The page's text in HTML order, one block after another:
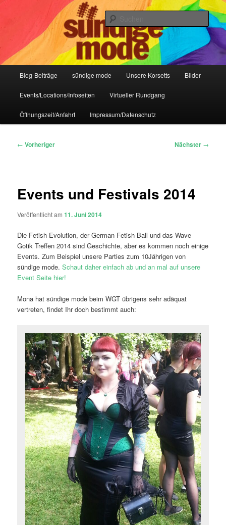
Sündige Mode Frankfurt
IHR Laden für Korsetts, Lifestyle-Mode, Club- und Dark-Wear seit 2004
Blog-Beiträge sündige mode Unsere Korsetts Bilder
Events/Locations/Infoseiten Virtueller Rundgang
Öffnungszeit/Anfahrt Impressum/Datenschutz
Beitragsnavigation
← Vorheriger Nächster →
Events und Festivals 2014
Veröffentlicht am11. Juni 2014
Die Fetish Evolution, der German Fetish Ball und das Wave
Gotik Treffen 2014 sind Geschichte, aber es kommen noch einige
Events. Zum Beispiel unsere Parties zum 10Jährigen von
sündige mode.Schaut daher einfach ab und an mal auf unsere
Event Seite hier!
Mona hat sündige mode beim WGT übrigens sehr adäquat
vertreten, findet Ihr doch bestimmt auch: